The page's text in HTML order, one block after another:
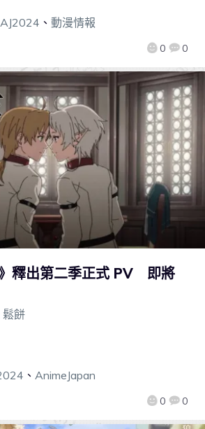
0 0
AJ2024 、 動漫情報
釋出第二季正式 PV 即將
鬆餅
0 0
、 AnimeJapan